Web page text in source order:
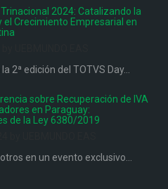
2024: Catalizando la
el Crecimiento Empresarial en
2ª edición del TOTVS Day...
sobre Recuperación de IVA
en Paraguay:
de la Ley 6380/2019
en un evento exclusivo...